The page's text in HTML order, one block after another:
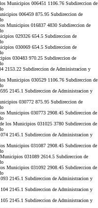
Municipios 006451 1106.76 Subdireccion de
006459 875.95 Subdireccion de
Municipios 016837 4830 Subdireccion de
029326 654.5 Subdireccion de
030069 654.5 Subdireccion de
030483 970.25 Subdireccion de
2153.22 Subdireccion de Administracion y
Municipios 030529 1106.76 Subdireccion de
2145.1 Subdireccion de Administracion y
030772 875.95 Subdireccion de
Municipios 030773 2908.45 Subdireccion de
los Municipios 031025 3780 Subdireccion de
2145.1 Subdireccion de Administracion y
Municipios 031087 2908.45 Subdireccion de
031089 2614.5 Subdireccion de
Municipios 031092 2908.45 Subdireccion de
2145.1 Subdireccion de Administracion y
2145.1 Subdireccion de Administracion y
2145.1 Subdireccion de Administracion y